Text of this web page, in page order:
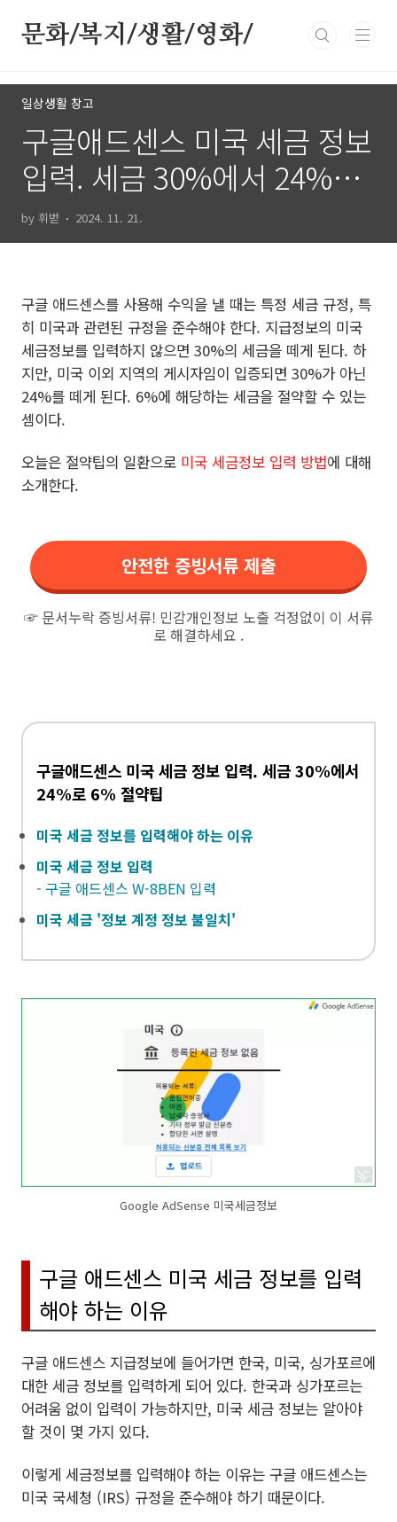
문화/복지/생활/영화/
일상생활 창고
구글애드센스 미국 세금 정보
입력. 세금 30%에서 24%로
6% 절약팁
by 휘벋 2024. 11. 21.
구글 애드센스를 사용해 수익을 낼 때는 특정 세금 규정, 특
히 미국과 관련된 규정을 준수해야 한다. 지급정보의 미국
세금정보를 입력하지 않으면 30%의 세금을 떼게 된다. 하
지만, 미국 이외 지역의 게시자임이 입증되면 30%가 아닌
24%를 떼게 된다. 6%에 해당하는 세금을 절약할 수 있는
셈이다.
오늘은 절약팁의 일환으로 미국 세금정보 입력 방법에 대해
소개한다.
안전한 증빙서류 제출
☞ 문서누락 증빙서류! 민감개인정보 노출 걱정없이 이 서류
로 해결하세요 .
구글애드센스 미국 세금 정보 입력. 세금 30%에서
24%로 6% 절약팁
미국 세금 정보를 입력해야 하는 이유
미국 세금 정보 입력
- 구글 애드센스 W-8BEN 입력
미국 세금 '정보 계정 정보 불일치'
Google AdSense 미국세금정보
구글 애드센스 미국 세금 정보를 입력
해야 하는 이유
구글 애드센스 지급정보에 들어가면 한국, 미국, 싱가포르에
대한 세금 정보를 입력하게 되어 있다. 한국과 싱가포르는
어려움 없이 입력이 가능하지만, 미국 세금 정보는 알아야
할 것이 몇 가지 있다.
이렇게 세금정보를 입력해야 하는 이유는 구글 애드센스는
미국 국세청 (IRS) 규정을 준수해야 하기 때문이다.